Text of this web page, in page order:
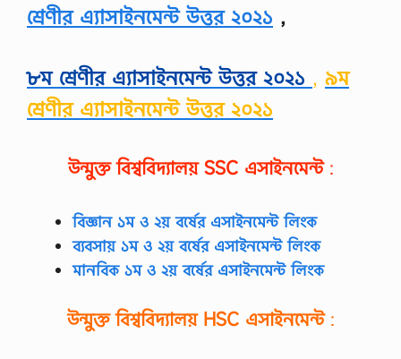
শ্রেণীর এ্যাসাইনমেন্ট উত্তর ২০২১ ,
৮ম শ্রেণীর এ্যাসাইনমেন্ট উত্তর ২০২১ , ৯ম
শ্রেণীর এ্যাসাইনমেন্ট উত্তর ২০২১
উন্মুক্ত বিশ্ববিদ্যালয়SSC এসাইনমেন্ট:
বিজ্ঞান ১ম ও ২য় বর্ষের এসাইনমেন্ট লিংক
ব্যবসায় ১ম ও ২য় বর্ষের এসাইনমেন্ট লিংক
মানবিক ১ম ও ২য় বর্ষের এসাইনমেন্ট লিংক
উন্মুক্ত বিশ্ববিদ্যালয় HSC এসাইনমেন্ট: